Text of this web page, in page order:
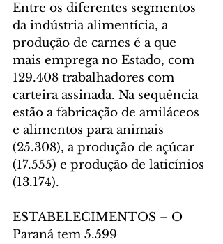
Entre os diferentes segmentos
da indústria alimentícia, a
produção de carnes é a que
mais emprega no Estado, com
129.408 trabalhadores com
carteira assinada. Na sequência
estão a fabricação de amiláceos
e alimentos para animais
(25.308), a produção de açúcar
(17.555) e produção de laticínios
(13.174).
ESTABELECIMENTOS – O
Paraná tem 5.599